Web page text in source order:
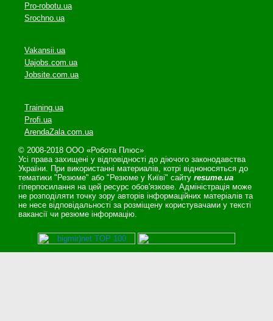
Pro-robotu.ua
Srochno.ua
Vakansii.ua
Uajobs.com.ua
Jobsite.com.ua
Training.ua
Profi.ua
ArendaZala.com.ua
© 2008-2018 ООО «Робота Плюс»
Усі права захищені у відповідності до діючого законодавства
України. При використанні материалів, котрі відноносяться до
тематики "Резюме" або "Резюме у Київі" сайту resume.ua
гіперпосилання на цей ресурс обов'язкове. Адміністрація може
не розподіляти точку зору авторів інформаційних матеріалів та
не несе відповідальності за розміщену користувачами у тексті
вакансії чи резюме інформацію.